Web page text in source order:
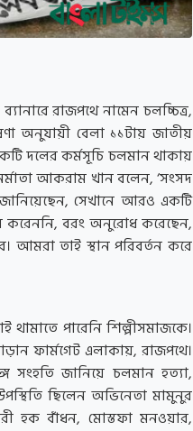
রাজপথে নামেন চলচ্চিত্র,
অনুযায়ী বেলা ১১টায় জাতীয়
দলের কর্মসূচি চলমান থাকায়
আকরাম খান বলেন, ‘সংসদ
সেখানে আরও একটি
করেননি, বরং অনুরোধ করেছেন,
আমরা তাই স্থান পরিবর্তন করে
থামাতে পারেনি শিল্পীসমাজকে।
ফার্মগেট এলাকায়, রাজপথে।
সংহতি জানিয়ে চলমান হত্যা,
ছিলেন অভিনেতা মামুনুর
হক বাঁধন, মোস্তফা মনওয়ার,